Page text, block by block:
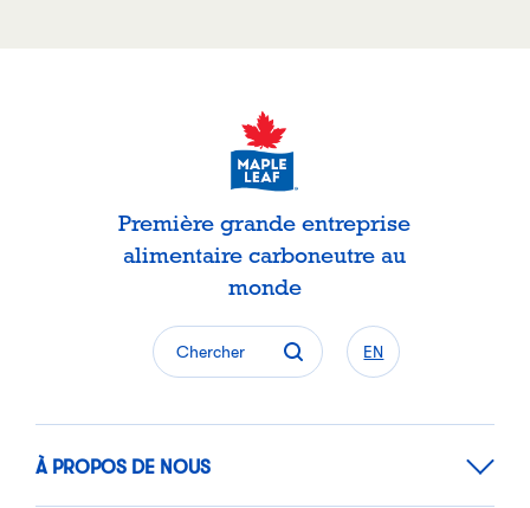
Première grande entreprise
alimentaire carboneutre au
monde
Chercher EN
À PROPOS DE NOUS